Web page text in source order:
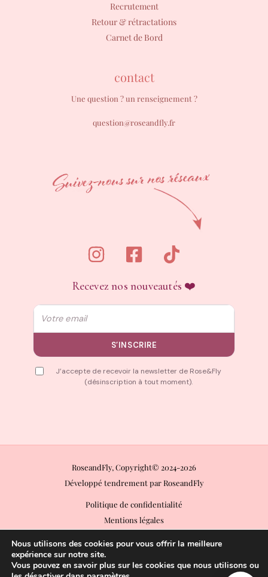
Recrutement
Retour & rétractations
Carnet de Bord
contact
Une question ? un renseignement ?
question@roseandfly.fr
Recevez nos nouveautés ❤️
Email
S’INSCRIRE
J’accepte de recevoir la newsletter de Rose&Fly
(désinscription à tout moment).
RoseandFly, Copyright© 2024-2026
Développé tendrement par RoseandFly
Politique de confidentialité
Mentions légales
Conditions Générales d’Utilisation (CGU)
Politique de retours
Nous utilisons des cookies pour vous offrir la meilleure
expérience sur notre site.
Vous pouvez en savoir plus sur les cookies que nous utilisons ou